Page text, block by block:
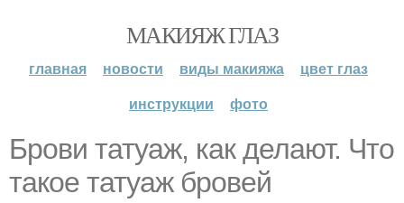
МАКИЯЖ ГЛАЗ
главная новости виды макияжа
цвет глаз
инструкции
фото
Брови татуаж, как делают. Что
такое татуаж бровей